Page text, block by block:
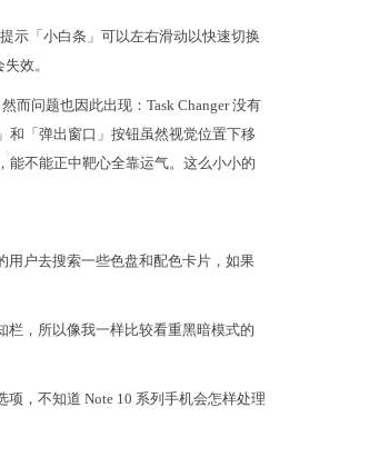
示「小白条」可以左右滑动以快速切换
效。
而问题也因此出现：Task Changer 没有
和「弹出窗口」按钮虽然视觉位置下移
能不能正中靶心全靠运气。这么小小的
用户去搜索一些色盘和配色卡片，如果
栏，所以像我一样比较看重黑暗模式的
，不知道 Note 10 系列手机会怎样处理